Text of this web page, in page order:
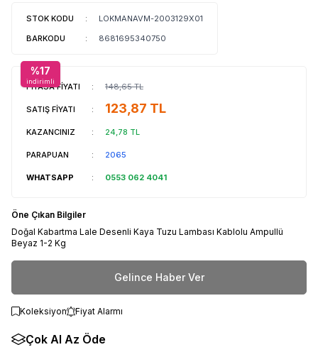
STOK KODU :
LOKMANAVM-2003129X01
BARKODU
: 8681695340750
%17
indirimli
PİYASA FİYATI : 148,65TL
SATIŞ FİYATI : 123,87 TL
KAZANCINIZ : 24,78 TL
PARAPUAN : 2065
WHATSAPP : 0553 062 4041
Öne Çıkan Bilgiler
Doğal Kabartma Lale Desenli Kaya Tuzu Lambası Kablolu Ampullü
Beyaz 1-2 Kg
Gelince Haber Ver
Koleksiyon Fiyat Alarmı
Çok Al Az Öde